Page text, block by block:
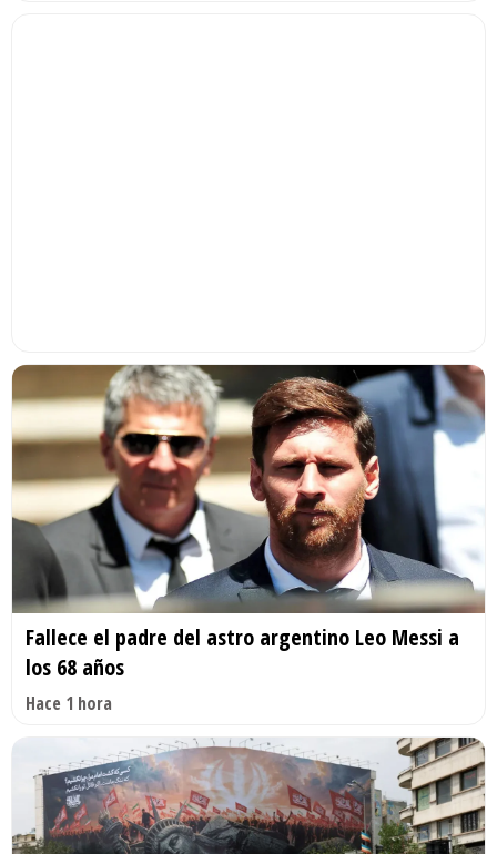
Fallece el padre del astro argentino Leo Messi a
los 68 años
Hace 1 hora